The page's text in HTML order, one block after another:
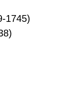
1745)